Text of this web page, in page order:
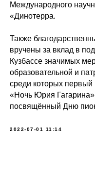
Международного
«Динотерра.
Также
вручены за вклад в
Кузбассе значимых
образовательной и
среди которых
«Ночь Юрия
посвящённый Дню
2022-07-01 11:14